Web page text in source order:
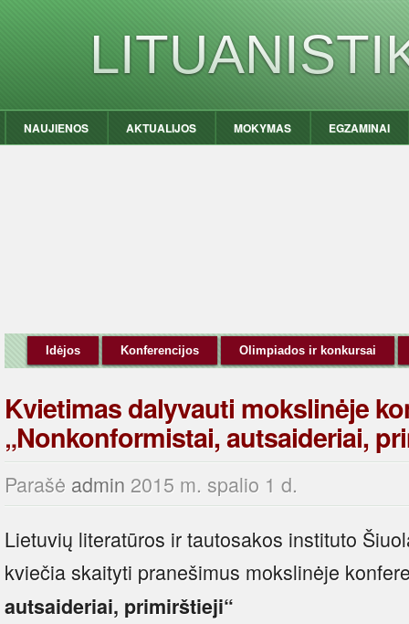
NAUJIENOS AKTUALIJOS MOKYMAS EGZAMINAI
Idėjos Konferencijos Olimpiados ir konkursai
Kvietimas dalyvauti mokslinėje
„Nonkonformistai, autsaideriai,
Parašė admin 2015 m. spalio 1 d.
Lietuvių literatūros ir tautosakos instituto
kviečia skaityti pranešimus mokslinėje
autsaideriai, primirštieji“